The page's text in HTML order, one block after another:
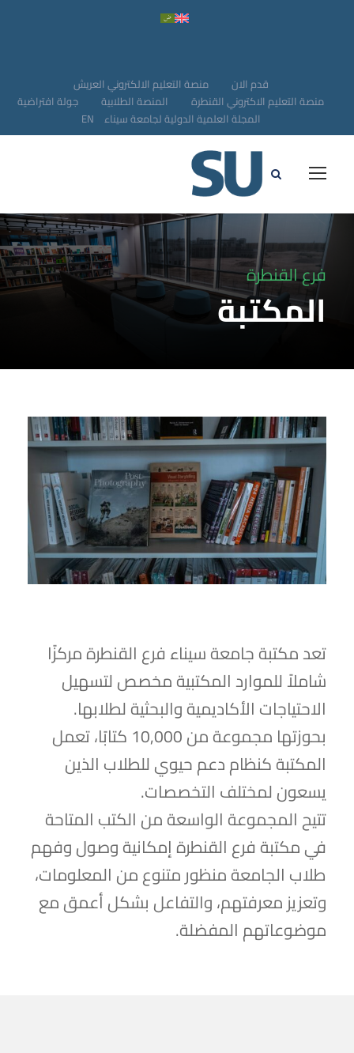
قدم الان
منصة التعليم الالكتروني العريش
منصة التعليم الاكتروني القنطرة
المنصة الطلابية
جولة افتراضية
المجلة العلمية الدولية لجامعة سيناء EN
فرع القنطرة
المكتبة
تعد مكتبة جامعة سيناء فرع القنطرة مركزًا
شاملاً للموارد المكتبية مخصص لتسهيل
الاحتياجات الأكاديمية والبحثية لطلابها.
بحوزتها مجموعة من 10,000 كتابًا، تعمل
المكتبة كنظام دعم حيوي للطلاب الذين
يسعون لمختلف التخصصات.
تتيح المجموعة الواسعة من الكتب المتاحة
في مكتبة فرع القنطرة إمكانية وصول وفهم
طلاب الجامعة منظور متنوع من المعلومات،
وتعزيز معرفتهم، والتفاعل بشكل أعمق مع
موضوعاتهم المفضلة.